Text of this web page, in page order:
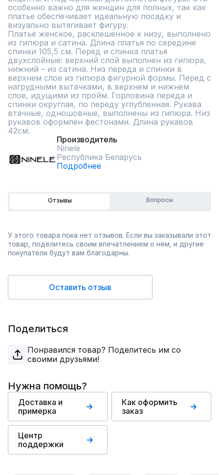
особенно важно для женщин для полных, так как
платье обеспечивает идеальную посадку и
визуально вытягивает фигуру.
Платье женское, расклешенное к низу, выполнено
из гипюра и сатина. Длина платья по середине
спинки 105,5 см. Перед и спинка платья
двухслойные: верхний слой выполнен из гипюра,
нижний – из сатина. Низ переда и спинки в
верхнем слое из гипюра фигурной формы. Перед с
нагрудными вытачками, в верхнем и нижнем
слое, идущими из пройм. Горловина переда и
спинки округлая, по переду углубленная. Рукава
втачные, одношовные, выполнены из гипюра. Низ
рукавов оформлен фестонами. Длина рукавов
42см.
Производитель
Ninele
Республика Беларусь
Подробнее
Отзывы Вопросы
У этого товара пока нет отзывов. Если вы заказывали этот
товар, поделитесь своим впечатлением о нём, и другие
покупатели будут вам благодарны.
Оставить отзыв
Поделиться
Понравился товар? Поделитесь им со
своими друзьями!
Нужна помощь?
Доставка и
примерка
Как оформить
заказ
Центр
поддержки